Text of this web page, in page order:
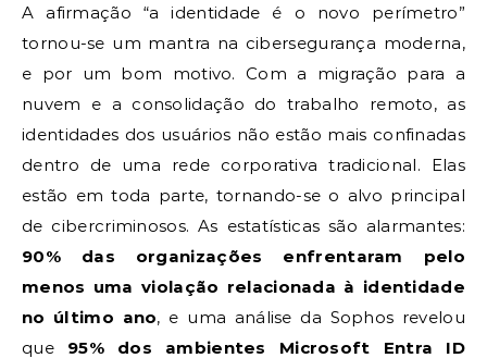
A afirmação “a identidade é o novo perímetro”
tornou-se um mantra na cibersegurança moderna,
e por um bom motivo. Com a migração para a
nuvem e a consolidação do trabalho remoto, as
identidades dos usuários não estão mais confinadas
dentro de uma rede corporativa tradicional. Elas
estão em toda parte, tornando-se o alvo principal
de cibercriminosos. As estatísticas são alarmantes:
90% das organizações enfrentaram pelo
menos uma violação relacionada à identidade
no último ano, e uma análise da Sophos revelou
que 95% dos ambientes Microsoft Entra ID